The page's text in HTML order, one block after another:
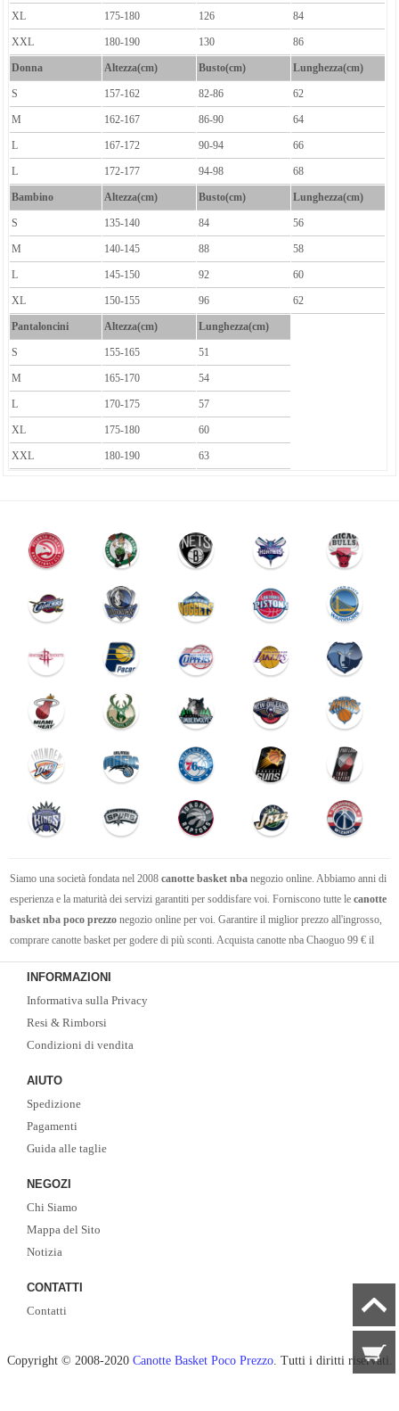
XL 175-180 126 84
XXL 180-190 130 86
Donna Altezza(cm) Busto(cm) Lunghezza(cm)
S 157-162 82-86 62
M 162-167 86-90 64
L 167-172 90-94 66
L 172-177 94-98 68
Bambino Altezza(cm) Busto(cm) Lunghezza(cm)
S 135-140 84 56
M 140-145 88 58
L 145-150 92 60
XL 150-155 96 62
Pantaloncini Altezza(cm) Lunghezza(cm)
S 155-165 51
M 165-170 54
L 170-175 57
XL 175-180 60
XXL 180-190 63
Siamo una società fondata nel 2008 canotte basket nba negozio online. Abbiamo anni di
esperienza e la maturità dei servizi garantiti per soddisfare voi. Forniscono tutte le canotte
basket nba poco prezzo negozio online per voi. Garantire il miglior prezzo all'ingrosso,
comprare canotte basket per godere di più sconti. Acquista canotte nba Chaoguo 99 € il
trasporto libero.Vi auguro un acquisto felice!
INFORMAZIONI
Informativa sulla Privacy
Resi & Rimborsi
Condizioni di vendita
AIUTO
Spedizione
Pagamenti
Guida alle taglie
NEGOZI
Chi Siamo
Mappa del Sito
Notizia
CONTATTI
Contatti
Copyright © 2008-2020 Canotte Basket Poco Prezzo. Tutti i diritti riservati.